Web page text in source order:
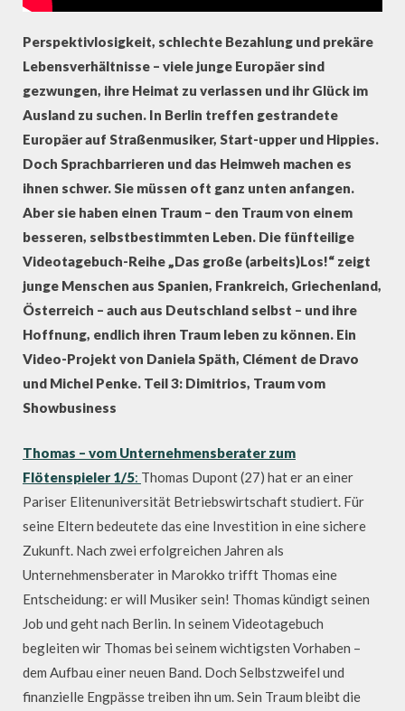
Perspektivlosigkeit, schlechte Bezahlung und prekäre
Lebensverhältnisse – viele junge Europäer sind
gezwungen, ihre Heimat zu verlassen und ihr Glück im
Ausland zu suchen. In Berlin treffen gestrandete
Europäer auf Straßenmusiker, Start-upper und Hippies.
Doch Sprachbarrieren und das Heimweh machen es
ihnen schwer. Sie müssen oft ganz unten anfangen.
Aber sie haben einen Traum – den Traum von einem
besseren, selbstbestimmten Leben. Die fünfteilige
Videotagebuch-Reihe „Das große (arbeits)Los!“ zeigt
junge Menschen aus Spanien, Frankreich, Griechenland,
Österreich – auch aus Deutschland selbst – und ihre
Hoffnung, endlich ihren Traum leben zu können. Ein
Video-Projekt von Daniela Späth, Clément de Dravo
und Michel Penke. Teil 3: Dimitrios, Traum vom
Showbusiness
Thomas – vom Unternehmensberater zum
Flötenspieler 1/5: Thomas Dupont (27) hat er an einer
Pariser Elitenuniversität Betriebswirtschaft studiert. Für
seine Eltern bedeutete das eine Investition in eine sichere
Zukunft. Nach zwei erfolgreichen Jahren als
Unternehmensberater in Marokko trifft Thomas eine
Entscheidung: er will Musiker sein! Thomas kündigt seinen
Job und geht nach Berlin. In seinem Videotagebuch
begleiten wir Thomas bei seinem wichtigsten Vorhaben –
dem Aufbau einer neuen Band. Doch Selbstzweifel und
finanzielle Engpässe treiben ihn um. Sein Traum bleibt die